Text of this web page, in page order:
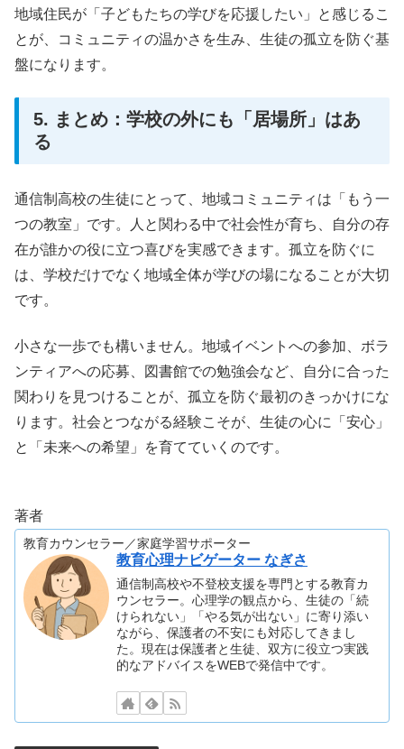
地域住民が「子どもたちの学びを応援したい」と感じるこ
とが、コミュニティの温かさを生み、生徒の孤立を防ぐ基
盤になります。
5. まとめ：学校の外にも「居場所」はあ
る
通信制高校の生徒にとって、地域コミュニティは「もう一
つの教室」です。人と関わる中で社会性が育ち、自分の存
在が誰かの役に立つ喜びを実感できます。孤立を防ぐに
は、学校だけでなく地域全体が学びの場になることが大切
です。
小さな一歩でも構いません。地域イベントへの参加、ボラ
ンティアへの応募、図書館での勉強会など、自分に合った
関わりを見つけることが、孤立を防ぐ最初のきっかけにな
ります。社会とつながる経験こそが、生徒の心に「安心」
と「未来への希望」を育てていくのです。
著者
教育カウンセラー／家庭学習サポーター
教育心理ナビゲーター なぎさ
通信制高校や不登校支援を専門とする教育カ
ウンセラー。心理学の観点から、生徒の「続
けられない」「やる気が出ない」に寄り添い
ながら、保護者の不安にも対応してきまし
た。現在は保護者と生徒、双方に役立つ実践
的なアドバイスをWEBで発信中です。